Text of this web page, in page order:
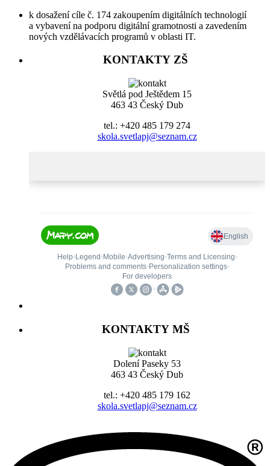
k dosažení cíle č. 174 zakoupením digitálních technologií
a vybavení na podporu digitální gramotnosti a zavedením
nových vzdělávacích programů v oblasti IT.
KONTAKTY ZŠ
Světlá pod Ještědem 15
463 43 Český Dub
tel.: +420 485 179 274
skola.svetlapj@seznam.cz
KONTAKTY MŠ
Dolení Paseky 53
463 43 Český Dub
tel.: +420 485 179 162
skola.svetlapj@seznam.cz